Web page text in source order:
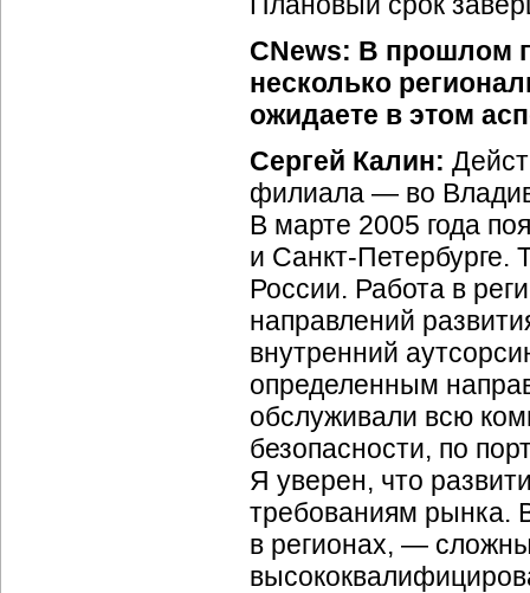
CNews: В прошлом
несколько
ожидаете в этом
Сергей Калин:
филиала — во
В марте 2005 года
и Санкт-Петербурге.
России. Работа в
направлений
внутренний
определенным
обслуживали всю
безопасности, по
Я уверен, что
требованиям рынка.
в регионах, —